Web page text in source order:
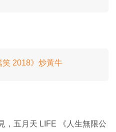
2018》炒黃牛
，五月天 LIFE 《人生無限公